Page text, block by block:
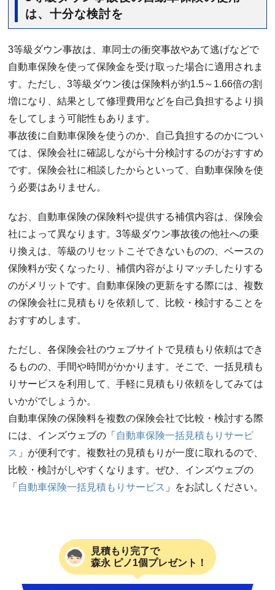
は、十分な検討を
3等級ダウン事故は、車同士の衝突事故やあて逃げなどで
自動車保険を使って保険金を受け取った場合に適用されま
す。ただし、3等級ダウン後は保険料が約1.5～1.66倍の割
増になり、結果として修理費用などを自己負担するより損
をしてしまう可能性もあります。
事故後に自動車保険を使うのか、自己負担するのかについ
ては、保険会社に確認しながら十分検討するのがおすすめ
です。保険会社に相談したからといって、自動車保険を使
う必要はありません。
なお、自動車保険の保険料や提供する補償内容は、保険会
社によって異なります。3等級ダウン事故後の他社への乗
り換えは、等級のリセットこそできないものの、ベースの
保険料が安くなったり、補償内容がよりマッチしたりする
のがメリットです。自動車保険の更新をする際には、複数
の保険会社に見積もりを依頼して、比較・検討することを
おすすめします。
ただし、各保険会社のウェブサイトで見積もり依頼はでき
るものの、手間や時間がかかります。そこで、一括見積も
りサービスを利用して、手軽に見積もり依頼をしてみては
いかがでしょうか。
自動車保険の保険料を複数の保険会社で比較・検討する際
には、インズウェブの「 自動車保険一括見積もりサービ
ス 」が便利です。複数社の見積もりが一度に取れるので、
比較・検討がしやすくなります。ぜひ、インズウェブの
「 自動車保険一括見積もりサービス 」をお試しください。
見積もり完了で
森永 ピノ1個プレゼント！